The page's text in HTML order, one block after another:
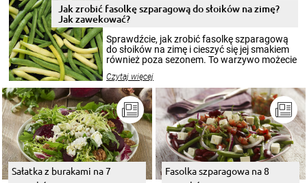
pełni poczuć atmosferę cieplejszych
miesięcy. Przygotowanie słoików ze
patenty, które pozwolą zachować świeżość
przetworów.
Jak zrobić fasolkę szparagową do słoików na zimę?
Jak zawekować?
Sprawdźcie, jak zrobić fasolkę szparagową
do słoików na zimę i cieszyć się jej smakiem
również poza sezonem. To warzywo możecie
nasze propozycje!
Czytaj więcej
Sałatka z burakami na 7
Fasolka szparagowa na 8